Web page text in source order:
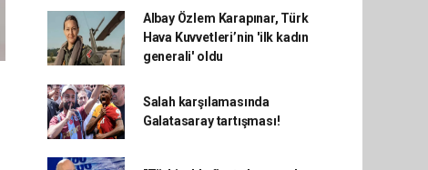
Albay Özlem Karapınar, Türk
Hava Kuvvetleri’nin 'ilk kadın
generali' oldu
Salah karşılamasında
Galatasaray tartışması!